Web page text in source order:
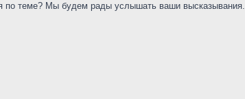
по теме? Мы будем рады услышать ваши высказывания.